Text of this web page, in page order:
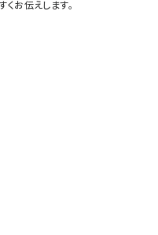
くお伝えします。